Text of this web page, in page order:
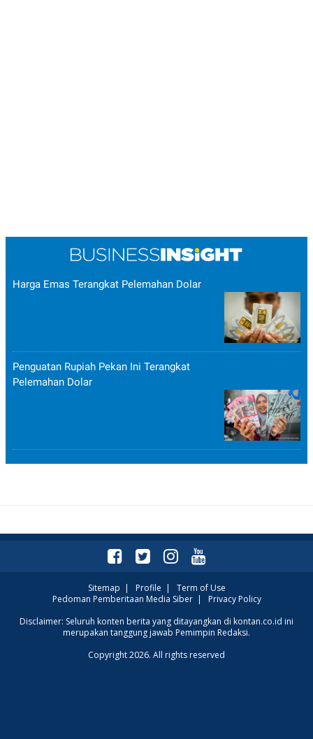
Harga Emas Terangkat Pelemahan Dolar
Penguatan Rupiah Pekan Ini Terangkat
Pelemahan Dolar
Sitemap | Profile | Term of Use
Pedoman Pemberitaan Media Siber| Privacy Policy
Disclaimer: Seluruh konten berita yang ditayangkan di kontan.co.id ini
merupakan tanggung jawab Pemimpin Redaksi.
Copyright 2026. All rights reserved